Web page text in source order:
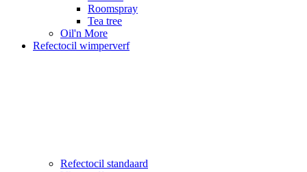
Roomspray
Tea tree
Oil'n More
Refectocil wimperverf
Refectocil standaard